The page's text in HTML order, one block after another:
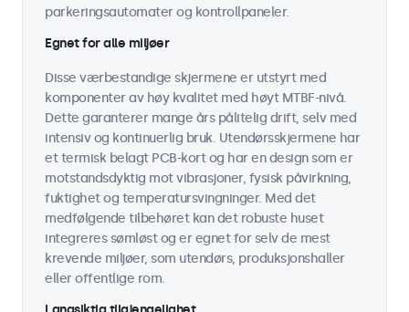
parkeringsautomater og kontrollpaneler.
Egnet for alle miljøer
Disse værbestandige skjermene er utstyrt med
komponenter av høy kvalitet med høyt MTBF-nivå.
Dette garanterer mange års pålitelig drift, selv med
intensiv og kontinuerlig bruk. Utendørsskjermene har
et termisk belagt PCB-kort og har en design som er
motstandsdyktig mot vibrasjoner, fysisk påvirkning,
fuktighet og temperatursvingninger. Med det
medfølgende tilbehøret kan det robuste huset
integreres sømløst og er egnet for selv de mest
krevende miljøer, som utendørs, produksjonshaller
eller offentlige rom.